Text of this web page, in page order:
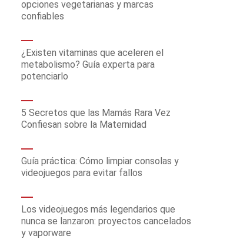
opciones vegetarianas y marcas
confiables
¿Existen vitaminas que aceleren el
metabolismo? Guía experta para
potenciarlo
5 Secretos que las Mamás Rara Vez
Confiesan sobre la Maternidad
Guía práctica: Cómo limpiar consolas y
videojuegos para evitar fallos
Los videojuegos más legendarios que
nunca se lanzaron: proyectos cancelados
y vaporware